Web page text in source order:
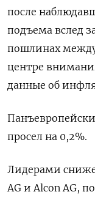
после
подъема вслед
пошлинах
центре
данные об
просел на 0,2%.
Лидерами
AG и Alcon AG,